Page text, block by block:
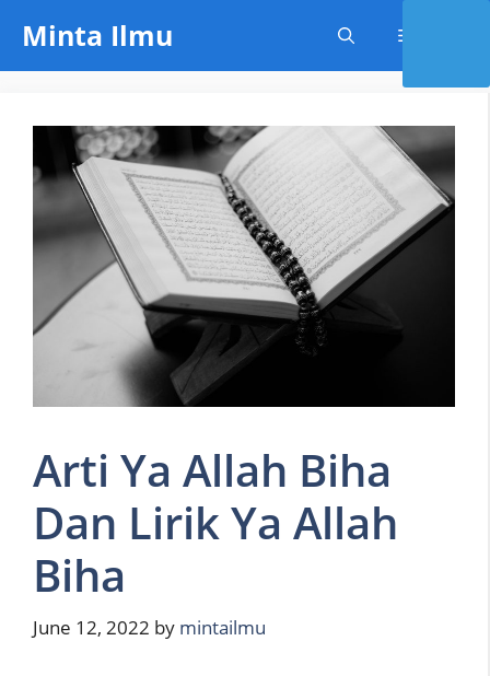
content
Minta Ilmu
Arti Ya Allah Biha
Dan Lirik Ya Allah
Biha
June 12, 2022 by mintailmu